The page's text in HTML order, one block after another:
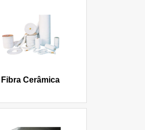
Fibra Cerâmica